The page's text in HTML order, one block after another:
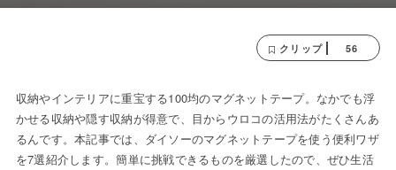
クリップ 56
収納やインテリアに重宝する100均のマグネットテープ。なかでも浮
かせる収納や隠す収納が得意で、目からウロコの活用法がたくさんあ
るんです。本記事では、ダイソーのマグネットテープを使う便利ワザ
を7選紹介します。簡単に挑戦できるものを厳選したので、ぜひ生活